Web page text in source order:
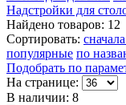
Надстройки для
Найдено товаров: 12
Сортировать:
популярные по
Подобрать по
На странице:
В наличии: 8